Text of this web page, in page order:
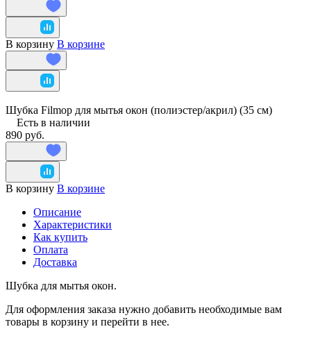
В корзину В корзине
Шубка Filmop для мытья окон (полиэстер/акрил) (35 см)
Есть в наличии
890 руб.
В корзину В корзине
Описание
Характеристики
Как купить
Оплата
Доставка
Шубка для мытья окон.
Для оформления заказа нужно добавить необходимые вам
товары в корзину и перейти в нее.